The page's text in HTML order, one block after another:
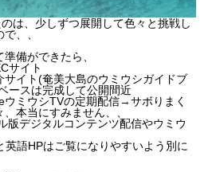
は、少しずつ展開して色々と挑戦し
、、
備ができたら、
サイト
サイト(奄美大島のウミウシガイドブ
ースは完成して公開間近
ウミウシTVの定期配信→サボりまく
本当にすみません、、
版デジタルコンテンツ配信やウミウ
英語HPはご覧になりやすいよう別に